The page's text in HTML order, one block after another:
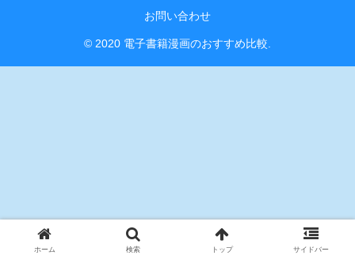
お問い合わせ
© 2020 電子書籍漫画のおすすめ比較.
ホーム 検索 トップ サイドバー